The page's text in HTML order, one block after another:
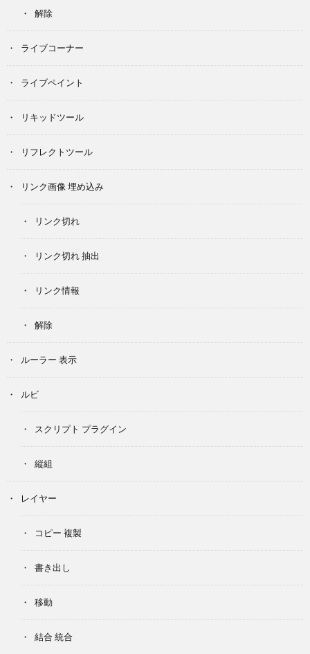
解除
ライブコーナー
ライブペイント
リキッドツール
リフレクトツール
リンク画像 埋め込み
リンク切れ
リンク切れ 抽出
リンク情報
解除
ルーラー 表示
ルビ
スクリプト プラグイン
縦組
レイヤー
コピー 複製
書き出し
移動
結合 統合